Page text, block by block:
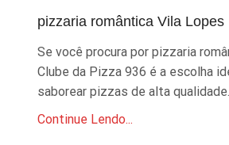
pizzaria romântica Vila Lopes
Se você procura por pizzaria
Clube da Pizza 936 é a escolha
saborear pizzas de alta
Continue Lendo...